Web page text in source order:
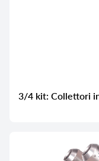
3/4 kit: Collettori